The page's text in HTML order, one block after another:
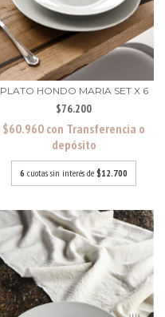
PLATO HONDO MARIA SET X 6
$76.200
$60.960 con Transferencia o
depósito
6 cuotas sin interés de $12.700